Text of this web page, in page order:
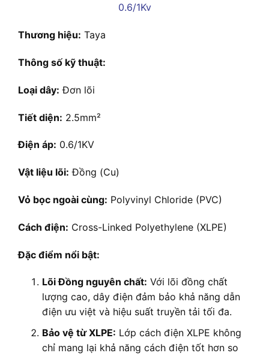
Thương hiệu: Taya
Thông số kỹ thuật:
Loại dây: Đơn lõi
Tiết diện: 2.5mm²
Điện áp: 0.6/1KV
Vật liệu lõi: Đồng (Cu)
Vỏ bọc ngoài cùng: Polyvinyl Chloride (PVC)
Cách điện: Cross-Linked Polyethylene (XLPE)
Đặc điểm nổi bật:
Lõi Đồng nguyên chất: Với lõi đồng chất
lượng cao, dây điện đảm bảo khả năng dẫn
điện ưu việt và hiệu suất truyền tải tối đa.
Bảo vệ từ XLPE: Lớp cách điện XLPE không
chỉ mang lại khả năng cách điện tốt hơn so